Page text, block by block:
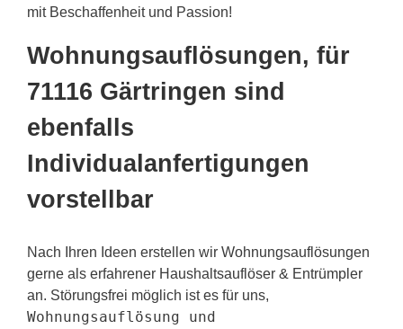
mit Beschaffenheit und Passion!
Wohnungsauflösungen, für
71116 Gärtringen sind
ebenfalls
Individualanfertigungen
vorstellbar
Nach Ihren Ideen erstellen wir Wohnungsauflösungen
gerne als erfahrener Haushaltsauflöser & Entrümpler
an. Störungsfrei möglich ist es für uns,
Wohnungsauflösung und